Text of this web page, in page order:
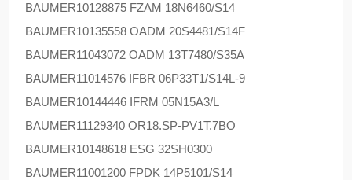
BAUMER10128875 FZAM 18N6460/S14
BAUMER10135558 OADM 20S4481/S14F
BAUMER11043072 OADM 13T7480/S35A
BAUMER11014576 IFBR 06P33T1/S14L-9
BAUMER10144446 IFRM 05N15A3/L
BAUMER11129340 OR18.SP-PV1T.7BO
BAUMER10148618 ESG 32SH0300
BAUMER11001200 FPDK 14P5101/S14